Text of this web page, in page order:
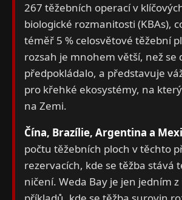
267 těžebních operací v
biologické rozmanitosti (KBAs),
téměř 5 % celosvětové těžební
rozsah je mnohem větší, než se
předpokládalo, a představuje
pro křehké ekosystémy, na
na Zemi.
Čína, Brazílie, Argentina a
počtu těžebních ploch v těchto
rezervacích, kde se těžba stává
ničení. Weda Bay je jen jedním